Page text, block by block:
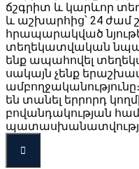
ճշգրիտ և կարևոր
և աշխարհից՝ 24 ժամ
հրապարակված
տեղեկատվական
ենք ապահովել
սակայն չենք
են տանել երրորդ
բովանդակության